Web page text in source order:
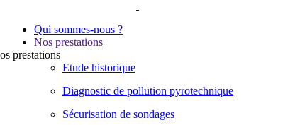
Qui sommes-nous ?
Nos prestations
prestations
Etude historique
Diagnostic de pollution pyrotechnique
Sécurisation de sondages